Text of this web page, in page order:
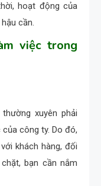
hoạt động của
cần.
việc trong
xuyên phải
công ty. Do đó,
khách hàng, đối
bạn cần nắm